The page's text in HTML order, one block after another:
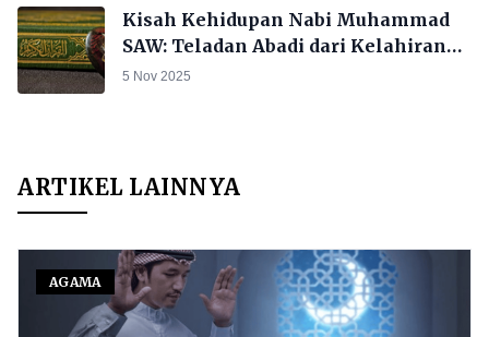
Kisah Kehidupan Nabi Muhammad
SAW: Teladan Abadi dari Kelahiran
hingga Wafat
5 Nov 2025
ARTIKEL LAINNYA
AGAMA